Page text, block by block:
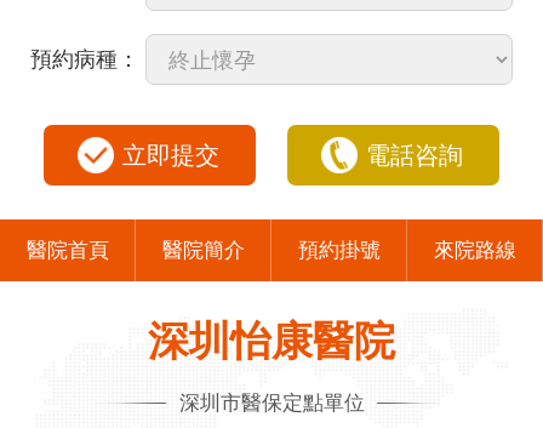
預約病種：
立即提交 電話咨詢
醫院首頁 醫院簡介 預約掛號 來院路線
深圳怡康醫院
深圳市醫保定點單位